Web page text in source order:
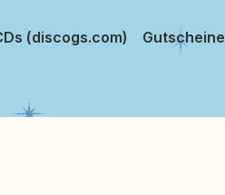
(discogs.com) Gutscheine